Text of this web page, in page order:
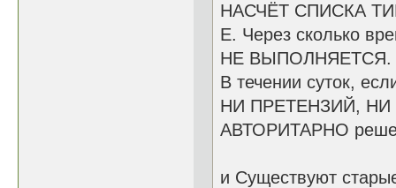
НАСЧЁТ СПИСКА
E. Через сколько
НЕ ВЫПОЛНЯЕТСЯ.
В течении суток,
НИ ПРЕТЕНЗИЙ,
АВТОРИТАРНО
и Существуют